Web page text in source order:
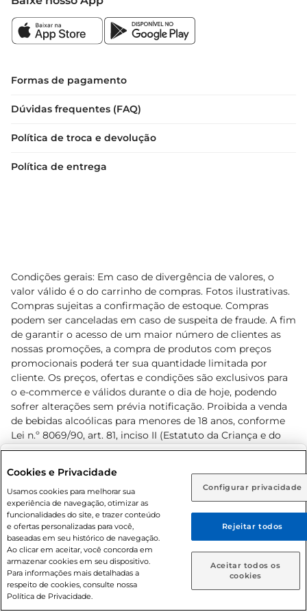
Rio de Janeiro (RJ) Goiás (GO)
Ou
Caso queira comprar online, informe como deseja receber
suas compras:
Entrega em casa Retire em Loja
Formas de pagamento
Dúvidas frequentes (FAQ)
Política de troca e devolução
Política de entrega
Condições gerais: Em caso de divergência de valores, o
valor válido é o do carrinho de compras. Fotos ilustrativas.
Compras sujeitas a confirmação de estoque. Compras
podem ser canceladas em caso de suspeita de fraude. A fim
de garantir o acesso de um maior número de clientes as
nossas promoções, a compra de produtos com preços
promocionais poderá ter sua quantidade limitada por
cliente. Os preços, ofertas e condições são exclusivos para
o e-commerce e válidos durante o dia de hoje, podendo
sofrer alterações sem prévia notificação. Proibida a venda
de bebidas alcoólicas para menores de 18 anos, conforme
Lei n.º 8069/90, art. 81, inciso II (Estatuto da Criança e do
Adolescente). Preços e condições exclusivos para o
prévio. O valor mínimo para as compras on-line é de R$
80,00.
© 2026 Copyright. Todos os direitos
reservados Prezunic.
Cookies e Privacidade
Usamos cookies para melhorar sua
experiência de navegação, otimizar as
funcionalidades do site, e trazer conteúdo
e ofertas personalizadas para você,
baseadas em seu histórico de navegação.
Ao clicar em aceitar, você concorda em
armazenar cookies em seu dispositivo.
Para informações mais detalhadas a
respeito de cookies, consulte nossa
Política de Privacidade.
Configurar privacidade
Rejeitar todos
Aceitar todos os
cookies